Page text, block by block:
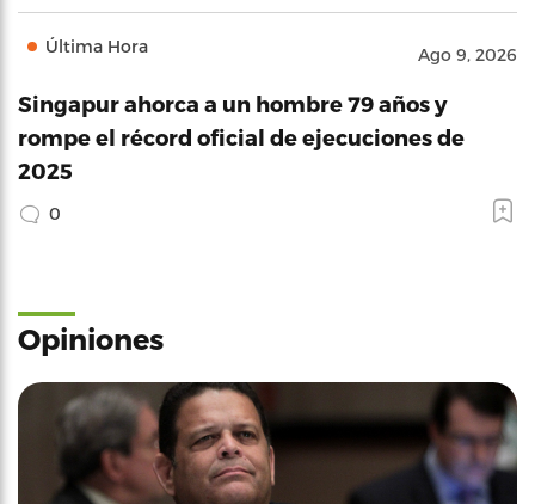
Última Hora Ago 9, 2026
Singapur ahorca a un hombre 79 años y
rompe el récord oficial de ejecuciones de
2025
0
Opiniones